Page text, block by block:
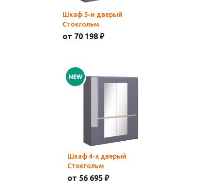
Шкаф 5-и дверый
Стокгольм
от 70 198 ₽
Шкаф 4-х дверый
Стокгольм
от 56 695 ₽